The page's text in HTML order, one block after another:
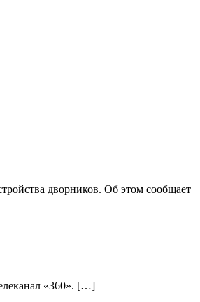
дворников. Об этом сообщает
«360». […]